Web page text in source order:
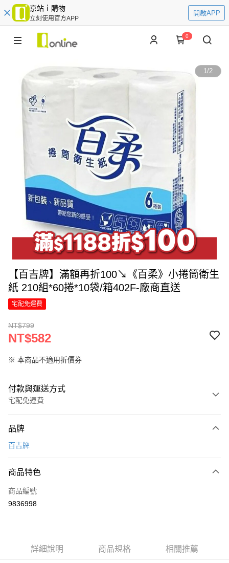
京站ｉ購物
立刻使用官方APP
開啟APP
0
1/2
【百吉牌】滿額再折100↘《百柔》小捲筒衛生
紙 210組*60捲*10袋/箱402F-廠商直送
宅配免運費
NT$799
NT$582
※ 本商品不適用折價券
付款與運送方式
宅配免運費
信用卡一次付款
Apple Pay
街口支付
全盈+PAY
品牌
百吉牌
商品特色
商品編號
9836998
詳細說明 商品規格 相關推薦